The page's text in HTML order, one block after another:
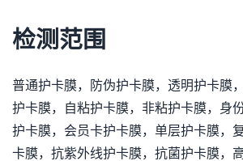
检测范围
普通护卡膜，防伪护卡膜，透明护卡膜
护卡膜，自粘护卡膜，非粘护卡膜，身
护卡膜，会员卡护卡膜，单层护卡膜，
卡膜，抗紫外线护卡膜，抗菌护卡膜，